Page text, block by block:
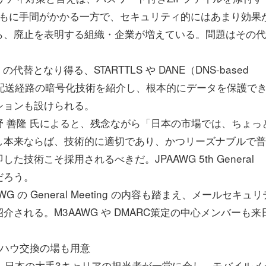
に手間がかかる一方で、セキュリティ的にはあまり効果
廃止を表明する組織・企業が増えている。問題はその
替となり得る、STARTTLS や DANE（DNS-based
経路の暗号化技術を紹介し、根本的にデータを保護で
ンも設けられる。
隆 氏によると、残念ながら「日本の市場では、ちょっ
来ならば、技術的に適切であり、かつリーズナブルで
た技術こそ採用されるべきだ。JPAAWG 5th General
う。
の General Meeting の内容も踏まえ、メールセキュリ
される。M3AAWG や DMARC策定の中心メンバーも来
ウ交換の場も用意